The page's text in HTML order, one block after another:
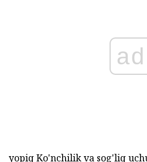
ad
yopiq Ko'nchilikva sog'liq